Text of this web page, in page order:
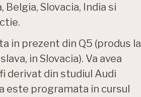
Slovacia, India si
in prezent din Q5 (produs la
in Slovacia). Va avea
derivat din studiul Audi
este programata in cursul